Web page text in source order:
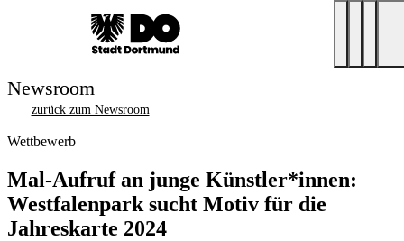
Newsroom
zurück zum Newsroom
Wettbewerb
Mal-Aufruf an junge Künstler*innen:
Westfalenpark sucht Motiv für die
Jahreskarte 2024